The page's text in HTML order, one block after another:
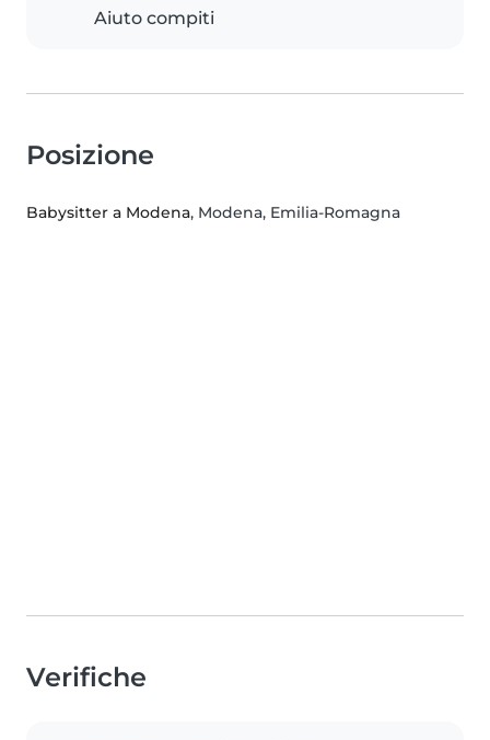
Aiuto compiti
Posizione
Babysitter a Modena, Modena, Emilia-Romagna
Verifiche